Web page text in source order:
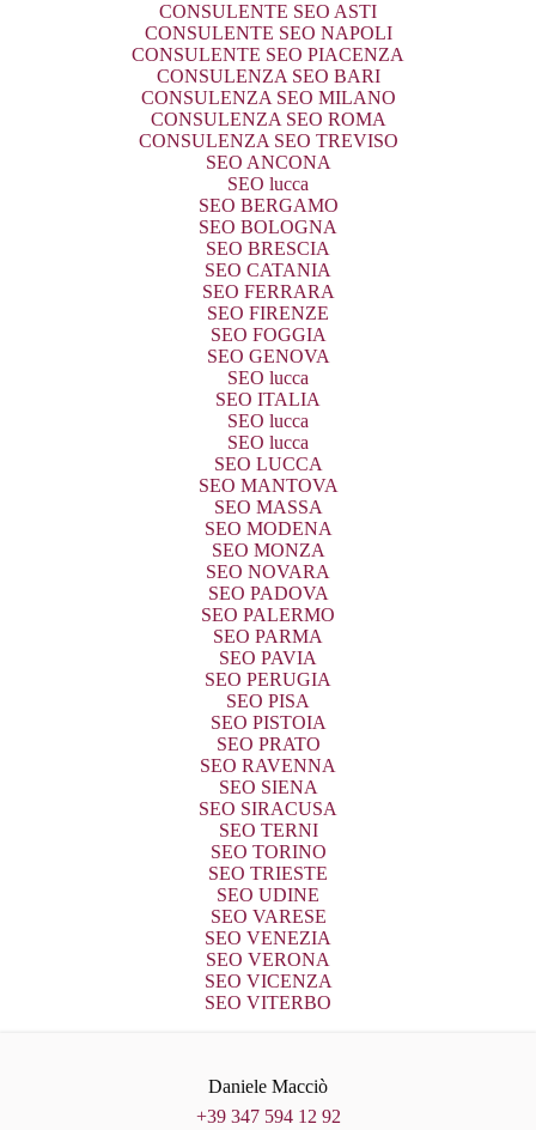
CONSULENTE SEO ASTI
CONSULENTE SEO NAPOLI
CONSULENTE SEO PIACENZA
CONSULENZA SEO BARI
CONSULENZA SEO MILANO
CONSULENZA SEO ROMA
CONSULENZA SEO TREVISO
SEO ANCONA
SEO lucca
SEO BERGAMO
SEO BOLOGNA
SEO BRESCIA
SEO CATANIA
SEO FERRARA
SEO FIRENZE
SEO FOGGIA
SEO GENOVA
SEO lucca
SEO ITALIA
SEO lucca
SEO lucca
SEO LUCCA
SEO MANTOVA
SEO MASSA
SEO MODENA
SEO MONZA
SEO NOVARA
SEO PADOVA
SEO PALERMO
SEO PARMA
SEO PAVIA
SEO PERUGIA
SEO PISA
SEO PISTOIA
SEO PRATO
SEO RAVENNA
SEO SIENA
SEO SIRACUSA
SEO TERNI
SEO TORINO
SEO TRIESTE
SEO UDINE
SEO VARESE
SEO VENEZIA
SEO VERONA
SEO VICENZA
SEO VITERBO
Daniele Macciò
+39 347 594 12 92